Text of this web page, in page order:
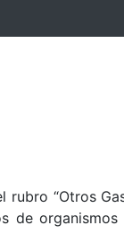
“Otros
organismos